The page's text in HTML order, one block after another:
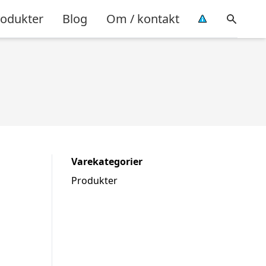
Blog Om / kontakt
Varekategorier
Produkter